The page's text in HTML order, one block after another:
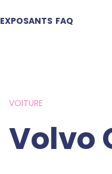
EXPOSANTS FAQ
VOITURE
Volvo